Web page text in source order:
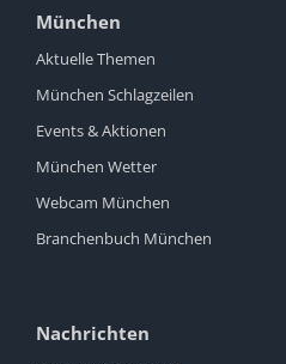
München
Aktuelle Themen
München Schlagzeilen
Events & Aktionen
München Wetter
Webcam München
Branchenbuch München
Nachrichten